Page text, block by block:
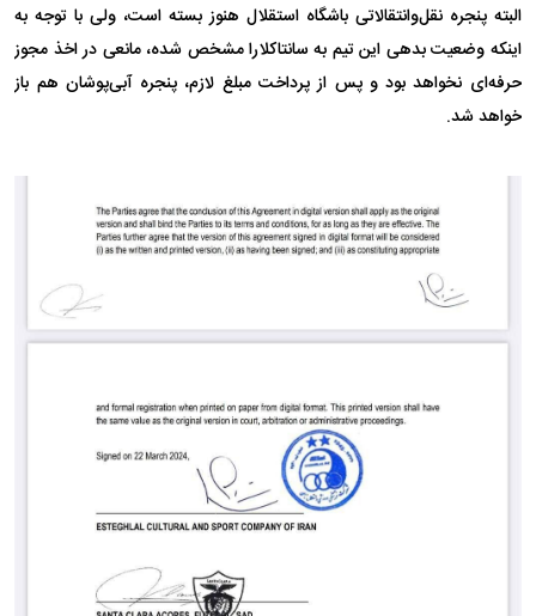
البته پنجره نقل‌وانتقالاتی باشگاه استقلال هنوز بسته است، ولی با توجه به
اینکه وضعیت بدهی این تیم به سانتاکلارا مشخص شده، مانعی در اخذ مجوز
حرفه‌ای نخواهد بود و پس از پرداخت مبلغ لازم، پنجره آبی‌پوشان هم باز
خواهد شد.